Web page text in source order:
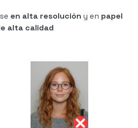
en alta resolución y en papel
alta calidad